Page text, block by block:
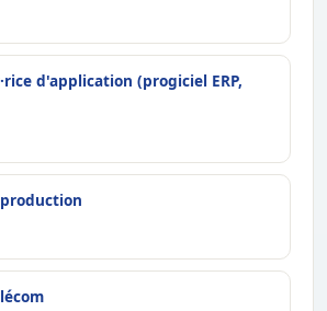
d'application (progiciel ERP,